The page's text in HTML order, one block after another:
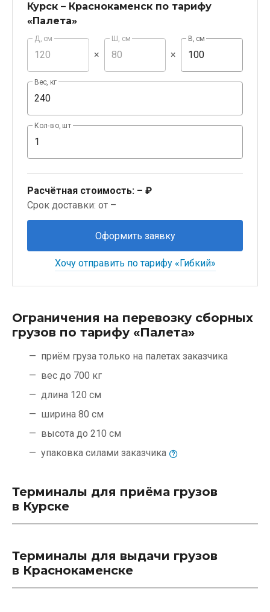
Курск – Краснокаменск по тарифу
«Палета»
Д, см
×
Ш, см
×
В, см
Вес, кг
Кол-во, шт
Расчётная стоимость: – ₽
Срок доставки: от –
Оформить заявку
Хочу отправить по тарифу «Гибкий»
Ограничения на перевозку сборных
грузов по тарифу «Палета»
приём груза только на палетах заказчика
вес до 700 кг
длина 120 см
ширина 80 см
высота до 210 см
упаковка силами заказчика
Терминалы для приёма грузов
в Курске
Терминалы для выдачи грузов
в Краснокаменске